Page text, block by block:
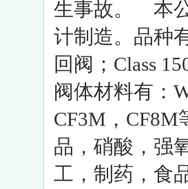
生事故。 本
计制造。品种
回阀；Class
阀体材料有：
CF3M，
品，硝酸，强
工，制药，食